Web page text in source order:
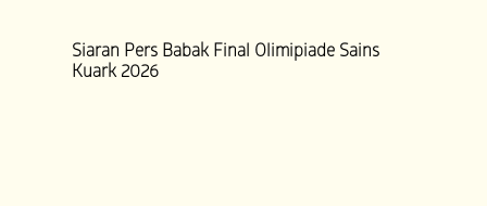
Siaran Pers Babak Final Olimipiade Sains
Kuark 2026